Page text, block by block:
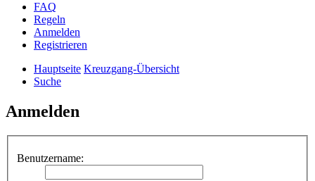
FAQ
Regeln
Anmelden
Registrieren
Hauptseite Kreuzgang-Übersicht
Suche
Anmelden
Benutzername: